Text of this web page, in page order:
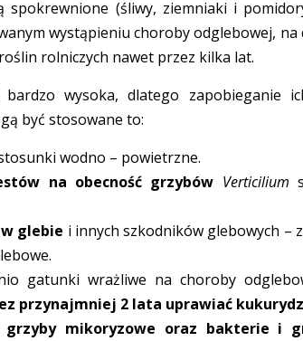
(śliwy, ziemniaki i
wystąpieniu choroby odglebowej,
rolniczych nawet przez kilka lat.
wysoka, dlatego zapobieganie
być stosowane to:
wodno – powietrzne.
na obecność grzybów Verticilium
glebie i innych szkodników glebowych –
gatunki wrażliwe na choroby
przynajmniej 2 lata uprawiać
grzyby mikoryzowe oraz bakterie i